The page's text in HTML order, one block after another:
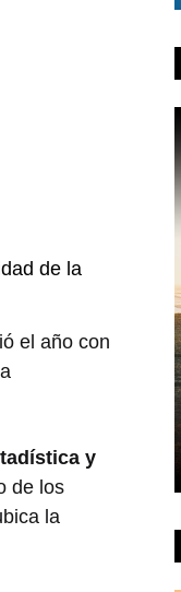
de la
el año con
y
de los
la